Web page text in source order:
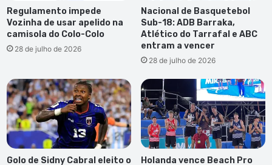
Regulamento impede
Vozinha de usar apelido na
camisola do Colo-Colo
28 de julho de 2026
Nacional de Basquetebol
Sub-18: ADB Barraka,
Atlético do Tarrafal e ABC
entram a vencer
28 de julho de 2026
Golo de Sidny Cabral eleito o
Holanda vence Beach Pro